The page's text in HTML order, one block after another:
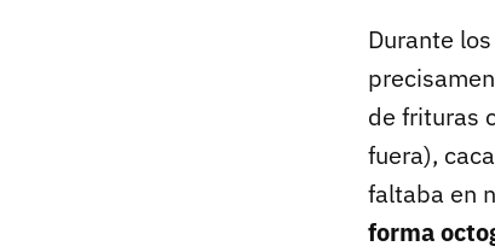
Durante
de frituras
fuera),
faltaba en
forma